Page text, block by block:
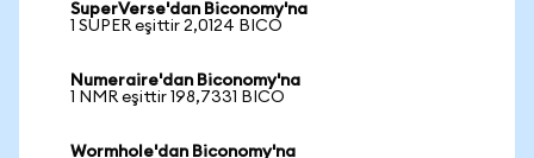
SuperVerse'dan Biconomy'na
1 SUPER eşittir 2,0124 BICO
Numeraire'dan Biconomy'na
1 NMR eşittir 198,7331 BICO
Wormhole'dan Biconomy'na